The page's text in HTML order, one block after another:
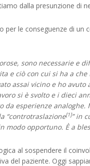
dalla presunzione di
per le conseguenze di
sono necessarie e
e ciò con cui si ha a
assai vicino e ho
si è svolto e i dieci
da esperienze
“controtraslazione[1]” in
modo opportuno. È a
al sospendere il
del paziente. Oggi